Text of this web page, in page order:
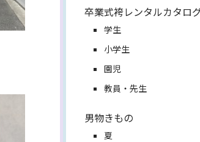
卒業式袴レンタルカタロ
学生
小学生
園児
教員・先生
男物きもの
夏